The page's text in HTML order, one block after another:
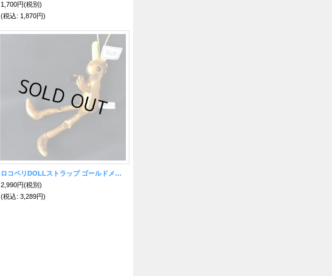
1,700円(税別)
(税込: 1,870円)
ロコペリDOLLストラップ ゴールドメタリック 〜お金を呼ぶ精霊〜
2,990円(税別)
(税込: 3,289円)